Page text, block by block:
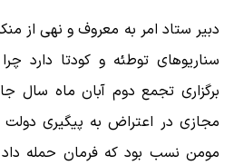
دبیر ستاد امر به معروف و نهی از
سناریوهای توطئه و کودتا دارد
برگزاری تجمع دوم آبان ماه سال
مجازی در اعتراض به پیگیری دولت
مومن نسب بود که فرمان حمله داد